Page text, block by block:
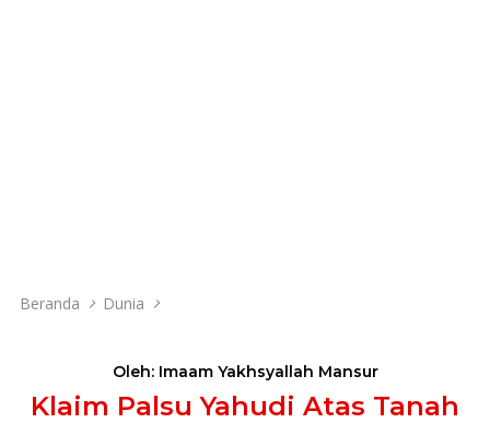
Beranda Dunia
Oleh: Imaam Yakhsyallah Mansur
Klaim Palsu Yahudi Atas Tanah